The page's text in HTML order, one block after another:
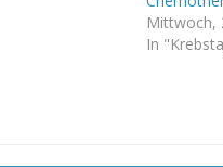
Mittwoch,
In